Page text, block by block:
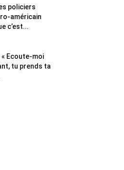
policiers
américain
c’est...
Ecoute-moi
tu prends ta